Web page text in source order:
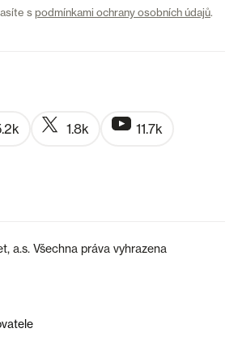
spodmínkami ochrany osobních údajů.
1.8k 11.7k
a.s. Všechna práva vyhrazena